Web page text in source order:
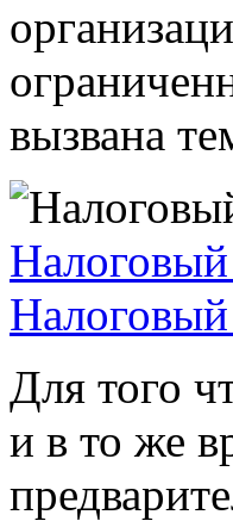
вызвана
Для того
и в то же